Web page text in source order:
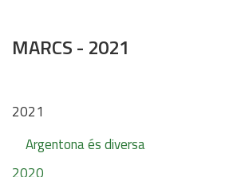
MARCS - 2021
2021
Argentona és diversa